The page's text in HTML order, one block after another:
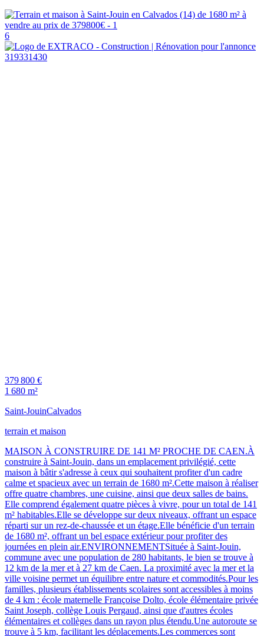
6
379 800 €
1 680 m²
Saint-JouinCalvados
terrain et maison
MAISON À CONSTRUIRE DE 141 M² PROCHE DE CAEN.À
construire à Saint-Jouin, dans un emplacement privilégié, cette
maison à bâtir s'adresse à ceux qui souhaitent profiter d'un cadre
calme et spacieux avec un terrain de 1680 m².Cette maison à réaliser
offre quatre chambres, une cuisine, ainsi que deux salles de bains.
Elle comprend également quatre pièces à vivre, pour un total de 141
m² habitables.Elle se développe sur deux niveaux, offrant un espace
réparti sur un rez-de-chaussée et un étage.Elle bénéficie d'un terrain
de 1680 m², offrant un bel espace extérieur pour profiter des
journées en plein air.ENVIRONNEMENTSituée à Saint-Jouin,
commune avec une population de 280 habitants, le bien se trouve à
12 km de la mer et à 27 km de Caen. La proximité avec la mer et la
ville voisine permet un équilibre entre nature et commodités.Pour les
familles, plusieurs établissements scolaires sont accessibles à moins
de 4 km : école maternelle Françoise Dolto, école élémentaire privée
Saint Joseph, collège Louis Pergaud, ainsi que d'autres écoles
élémentaires et collèges dans un rayon plus étendu.Une autoroute se
trouve à 5 km, facilitant les déplacements.Les commerces sont